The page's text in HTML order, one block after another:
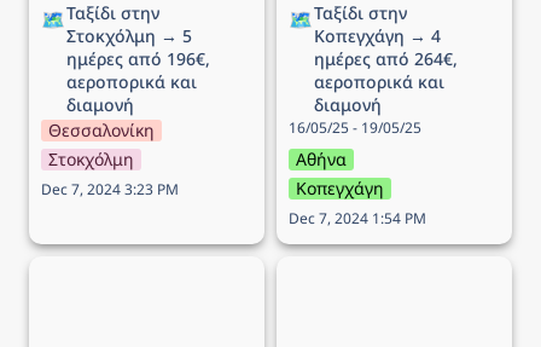
🗺️Ταξίδι στην
Στοκχόλμη → 5
ημέρες από 196€,
αεροπορικά και
διαμονή
Θεσσαλονίκη
Στοκχόλμη
Dec 7, 2024 3:23 PM
🗺️Ταξίδι στην
Κοπεγχάγη → 4
ημέρες από 264€,
αεροπορικά και
διαμονή
16/05/25 - 19/05/25
Αθήνα
Κοπεγχάγη
Dec 7, 2024 1:54 PM